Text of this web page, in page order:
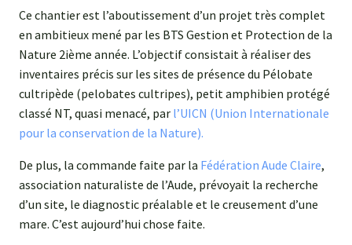
Ce chantier est l’aboutissement d’un projet très complet
en ambitieux mené par les BTS Gestion et Protection de la
Nature 2ième année. L’objectif consistait à réaliser des
inventaires précis sur les sites de présence du Pélobate
cultripède (pelobates cultripes), petit amphibien protégé
classé NT, quasi menacé, par l’UICN (Union Internationale
pour la conservation de la Nature).
De plus, la commande faite par la Fédération Aude Claire,
association naturaliste de l’Aude, prévoyait la recherche
d’un site, le diagnostic préalable et le creusement d’une
mare. C’est aujourd’hui chose faite.